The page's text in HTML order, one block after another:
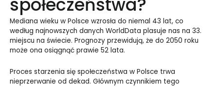
społeczeństwa?
Mediana wieku w Polsce wzrosła do niemal 43 lat, co
według najnowszych danych WorldData plasuje nas na 33.
miejscu na świecie. Prognozy przewidują, że do 2050 roku
może ona osiągnąć prawie 52 lata.
Proces starzenia się społeczeństwa w Polsce trwa
nieprzerwanie od dekad. Głównym czynnikiem tego